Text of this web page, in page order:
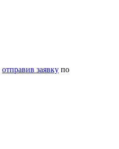
отправив заявку по